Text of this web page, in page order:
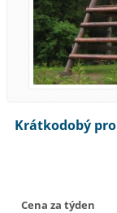
Krátkodobý
Cena za týden